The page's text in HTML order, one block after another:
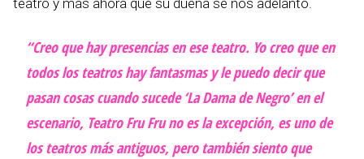
teatro y más ahora que su dueña se nos adelantó.
“Creo que hay presencias en ese teatro. Yo creo que en
todos los teatros hay fantasmas y le puedo decir que
pasan cosas cuando sucede ‘La Dama de Negro’ en el
escenario, Teatro Fru Fru no es la excepción, es uno de
los teatros más antiguos, pero también siento que